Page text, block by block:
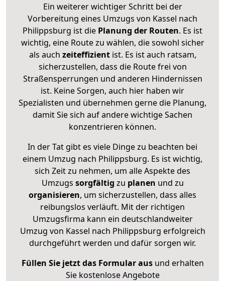
Ein weiterer wichtiger Schritt bei der
Vorbereitung eines Umzugs von Kassel nach
Philippsburg ist die Planung der Routen. Es ist
wichtig, eine Route zu wählen, die sowohl sicher
als auch zeiteffizientist. Es ist auch ratsam,
sicherzustellen, dass die Route frei von
Straßensperrungen und anderen Hindernissen
ist. Keine Sorgen, auch hier haben wir
Spezialisten und übernehmen gerne die Planung,
damit Sie sich auf andere wichtige Sachen
konzentrieren können.
In der Tat gibt es viele Dinge zu beachten bei
einem Umzug nach Philippsburg. Es ist wichtig,
sich Zeit zu nehmen, um alle Aspekte des
Umzugs sorgfältig zu planen und zu
organisieren, um sicherzustellen, dass alles
reibungslos verläuft. Mit der richtigen
Umzugsfirma kann ein deutschlandweiter
Umzug von Kassel nach Philippsburg erfolgreich
durchgeführt werden und dafür sorgen wir.
Füllen Sie jetzt das Formular ausund erhalten
Sie kostenlose Angebote